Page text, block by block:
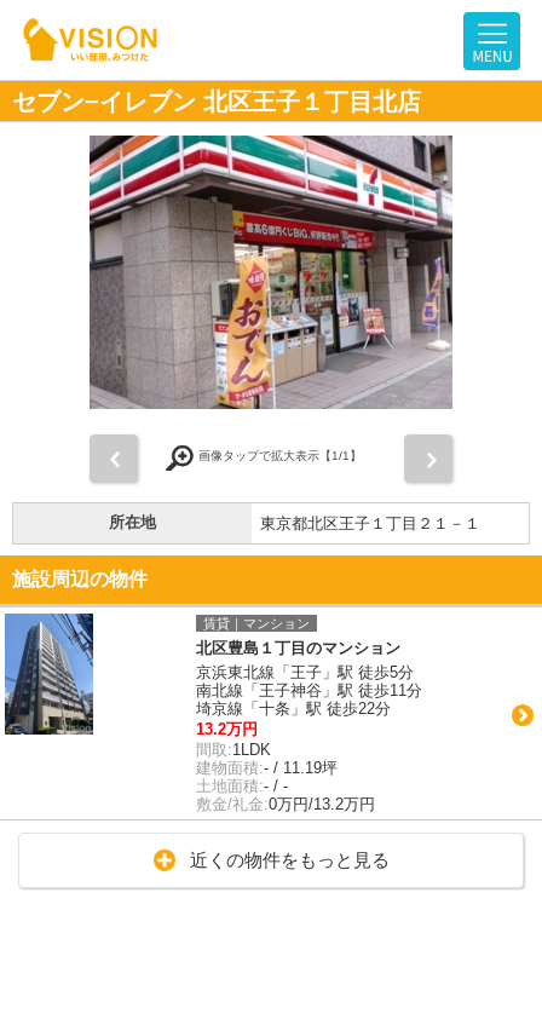
セブン−イレブン 北区王子１丁目北店
画像タップで拡大表示【1/1】
所在地 東京都北区王子１丁目２１－１
施設周辺の物件
賃貸｜マンション
北区豊島１丁目のマンション
京浜東北線「王子」駅 徒歩5分
南北線「王子神谷」駅 徒歩11分
埼京線「十条」駅 徒歩22分
13.2万円
間取:1LDK
建物面積:- / 11.19坪
土地面積:- / -
敷金/礼金:0万円/13.2万円
近くの物件をもっと見る